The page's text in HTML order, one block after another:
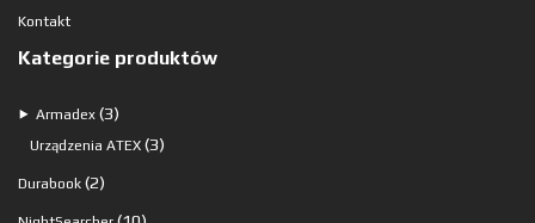
Kontakt
Kategorie produktów
⯈ Armadex 33
produkty
Urządzenia ATEX 33
Durabook 22
produkty